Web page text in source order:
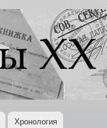
Перейти к
основному
содержанию
Хронология